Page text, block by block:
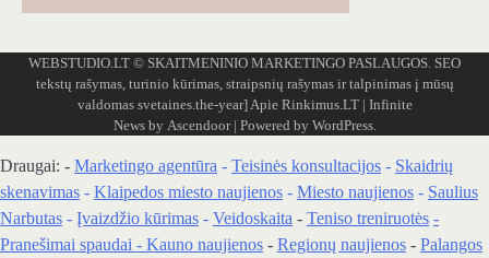
WEBSTUDIO.LT © SKAITMENINIO MARKETINGO PASLAUGOS. SEO
tekstų rašymas, turinio kūrimas, straipsnių rašymas ir talpinimas į mūsų
valdomas svetaines.the-year]Apie Rinkimus.LT| Infinite
News by Ascendoor| Powered by WordPress.
Draugai: - Marketingo agentūra - Teisinės konsultacijos - Skaidrių
skenavimas - Klaipedos miesto naujienos - Miesto naujienos - Saulius
Narbutas - Įvaizdžio kūrimas - Veidoskaita - Teniso treniruotės -
Pranešimai spaudai - Kauno naujienos - Regionų naujienos - Palangos